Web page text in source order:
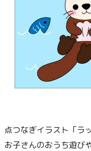
点つなぎイラスト「ラ
お子さんのおうち遊び